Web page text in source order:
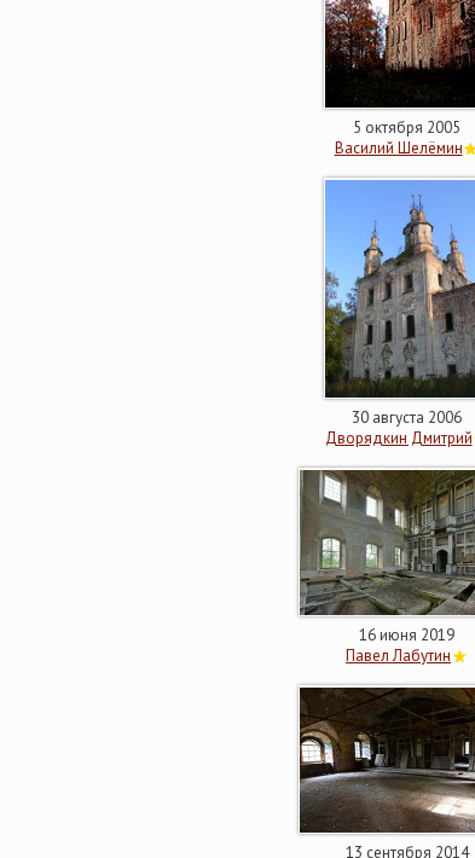
5 октября 2005
Василий Шелёмин
30 августа 2006
Дворядкин Дмитрий
16 июня 2019
Павел Лабутин
13 сентября 2014